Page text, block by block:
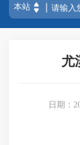
尤
日期：